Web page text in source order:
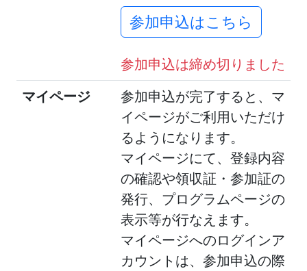
参加申込はこちら
参加申込は締め切りました
マイページ
参加申込が完了すると、マ
イページがご利用いただけ
るようになります。
マイページにて、登録内容
の確認や領収証・参加証の
発行、プログラムページの
表示等が行なえます。
マイページへのログインア
カウントは、参加申込の際